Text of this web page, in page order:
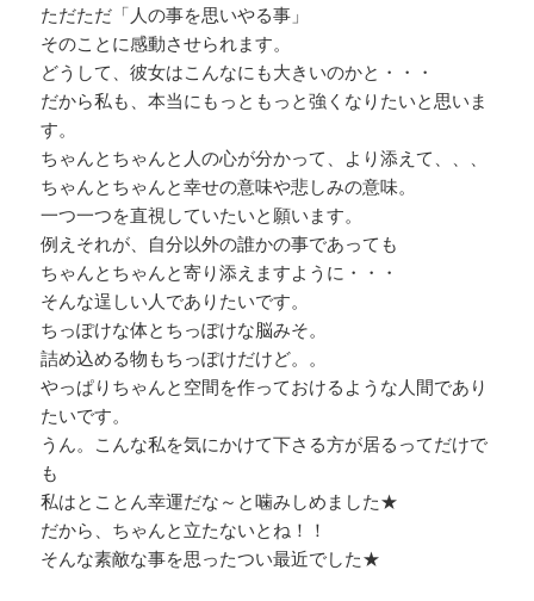
ただただ「人の事を思いやる事」
そのことに感動させられます。
どうして、彼女はこんなにも大きいのかと・・・
だから私も、本当にもっともっと強くなりたいと思いま
す。
ちゃんとちゃんと人の心が分かって、より添えて、、、
ちゃんとちゃんと幸せの意味や悲しみの意味。
一つ一つを直視していたいと願います。
例えそれが、自分以外の誰かの事であっても
ちゃんとちゃんと寄り添えますように・・・
そんな逞しい人でありたいです。
ちっぽけな体とちっぽけな脳みそ。
詰め込める物もちっぽけだけど。。
やっぱりちゃんと空間を作っておけるような人間であり
たいです。
うん。こんな私を気にかけて下さる方が居るってだけで
も
私はとことん幸運だな～と噛みしめました★
だから、ちゃんと立たないとね！！
そんな素敵な事を思ったつい最近でした★